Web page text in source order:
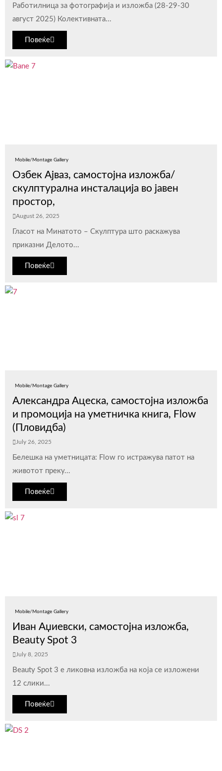
Работилница за фотографија и изложба (28-29-30
август 2025) Колективната...
Повеќе
Mobile/Montage Gallery
Озбек Ајваз, самостојна изложба/
скулптурална инсталација во јавен
простор,
August 26, 2025
Гласот на Минатото – Скулптура што раскажува
приказни Делото...
Повеќе
Mobile/Montage Gallery
Александра Ацеска, самостојна изложба
и промоција на уметничка книга, Flow
(Пловидба)
July 26, 2025
Белешка на уметницата: Flow го истражува патот на
животот преку...
Повеќе
Mobile/Montage Gallery
Иван Аџиевски, самостојна изложба,
Beauty Spot 3
July 8, 2025
Beauty Spot 3 е ликовна изложба на која се изложени
12 слики...
Повеќе